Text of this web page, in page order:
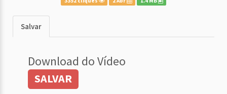
Salvar
Download do Vídeo
SALVAR